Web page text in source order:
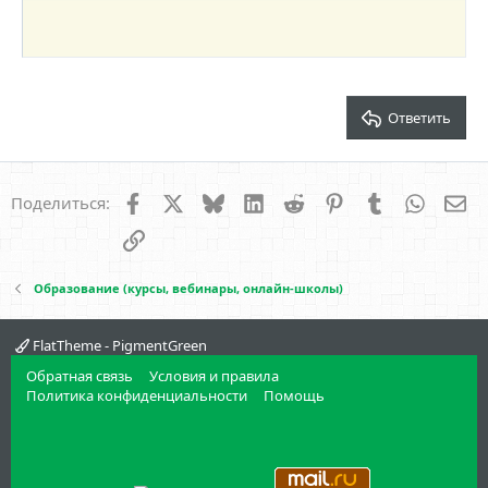
18
Tahoma
Ответить
Поделиться: Facebook BlueskyLinkedIn
Reddit PinterestTumblr
Ссылка
Образование (курсы, вебинары, онлайн-школы)
FlatTheme - PigmentGreen
Обратная связь
Условия и правила
Политика конфиденциальности
Помощь